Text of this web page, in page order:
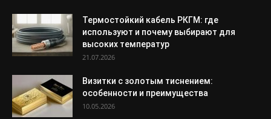
Термостойкий кабель РКГМ: где
используют и почему выбирают для
высоких температур
21.07.2026
Визитки с золотым тиснением:
особенности и преимущества
10.05.2026